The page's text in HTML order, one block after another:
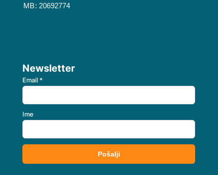
MB: 20692774